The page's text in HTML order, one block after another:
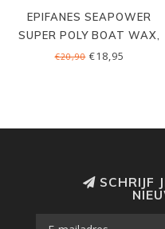
EPIFANES SEAPOWER
SUPER POLY BOAT WAX,
500 ML
€20,90€18,95
SCHRIJF